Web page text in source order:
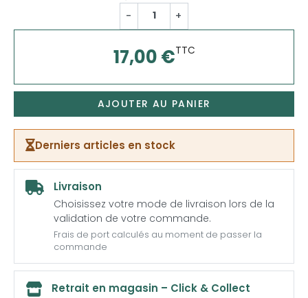
- +
17,00 €TTC
AJOUTER AU PANIER
Derniers articles en stock
Livraison
Choisissez votre mode de livraison lors de la
validation de votre commande.
Frais de port calculés au moment de passer la
commande
Retrait en magasin – Click & Collect